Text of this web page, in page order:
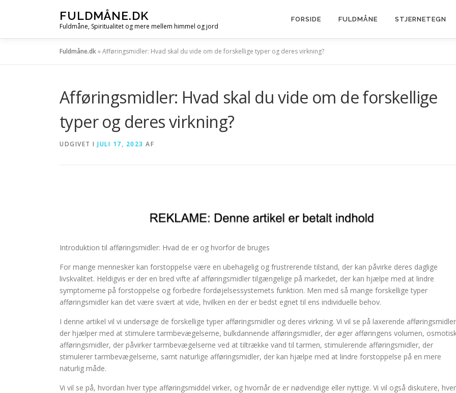
FULDMÅNE.DK
Fuldmåne, Spiritualitet og mere mellem himmel og jord
FORSIDE FULDMÅNE STJERNETEGN
Fuldmåne.dk»Afføringsmidler: Hvad skal du vide om de forskellige typer og deres virkning?
Afføringsmidler: Hvad skal du vide om de forskellige
typer og deres virkning?
UDGIVET I JULI 17, 2023 AF
Introduktion til afføringsmidler: Hvad de er og hvorfor de bruges
For mange mennesker kan forstoppelse være en ubehagelig og frustrerende tilstand, der kan påvirke deres daglige
livskvalitet. Heldigvis er der en bred vifte af afføringsmidler tilgængelige på markedet, der kan hjælpe med at lindre
symptomerne på forstoppelse og forbedre fordøjelsessystemets funktion. Men med så mange forskellige typer
afføringsmidler kan det være svært at vide, hvilken en der er bedst egnet til ens individuelle behov.
I denne artikel vil vi undersøge de forskellige typer afføringsmidler og deres virkning. Vi vil se på laxerende
der hjælper med at stimulere tarmbevægelserne, bulkdannende afføringsmidler, der øger afføringens volumen,
afføringsmidler, der påvirker tarmbevægelserne ved at tiltrække vand til tarmen, stimulerende afføringsmidler, der
stimulerer tarmbevægelserne, samt naturlige afføringsmidler, der kan hjælpe med at lindre forstoppelse på en mere
naturlig måde.
Vi vil se på, hvordan hver type afføringsmiddel virker, og hvornår de er nødvendige eller nyttige. Vi vil også diskutere,